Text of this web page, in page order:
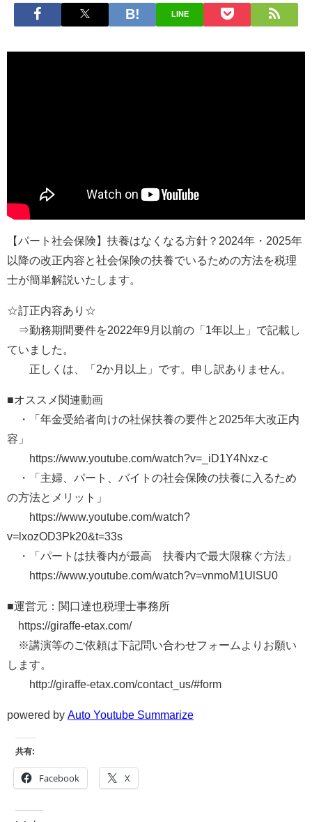
LINE
【パート社会保険】扶養はなくなる方針？2024年・2025年
以降の改正内容と社会保険の扶養でいるための方法を税理
士が簡単解説いたします。
☆訂正内容あり☆
⇒勤務期間要件を2022年9月以前の「1年以上」で記載し
ていました。
正しくは、「2か月以上」です。申し訳ありません。
■オススメ関連動画
・「年金受給者向けの社保扶養の要件と2025年大改正内
容」
https://www.youtube.com/watch?v=_iD1Y4Nxz-c
・「主婦、パート、バイトの社会保険の扶養に入るため
の方法とメリット」
https://www.youtube.com/watch?
v=lxozOD3Pk20&t=33s
・「パートは扶養内が最高 扶養内で最大限稼ぐ方法」
https://www.youtube.com/watch?v=vnmoM1UlSU0
■運営元：関口達也税理士事務所
https://giraffe-etax.com/
※講演等のご依頼は下記問い合わせフォームよりお願い
します。
http://giraffe-etax.com/contact_us/#form
powered by Auto Youtube Summarize
共有:
Facebook X